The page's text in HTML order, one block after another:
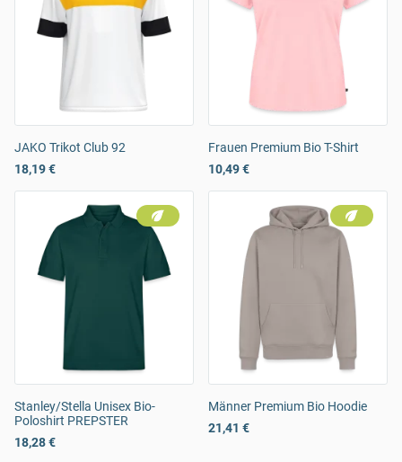
JAKO Trikot Club 92
18,19 €
Frauen Premium Bio T-Shirt
10,49 €
Stanley/Stella Unisex Bio-
Poloshirt PREPSTER
18,28 €
Männer Premium Bio Hoodie
21,41 €